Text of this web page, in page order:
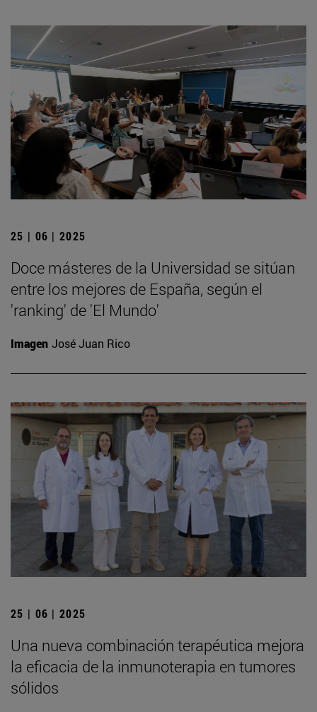
25 | 06 | 2025
Doce másteres de la Universidad se sitúan
entre los mejores de España, según el
'ranking' de 'El Mundo'
Imagen José Juan Rico
25 | 06 | 2025
Una nueva combinación terapéutica mejora
la eficacia de la inmunoterapia en tumores
sólidos